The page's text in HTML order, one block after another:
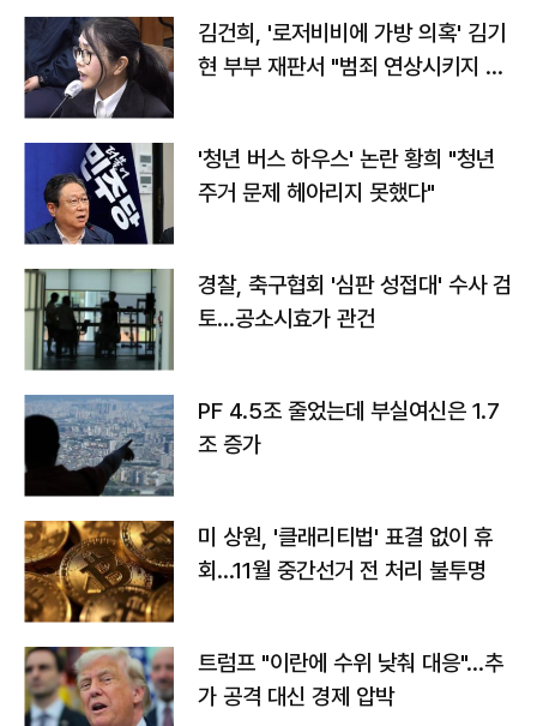
김건희, '로저비비에 가방 의혹' 김기
현 부부 재판서 "범죄 연상시키지 말
'청년 버스 하우스' 논란 황희 "청년
주거 문제 헤아리지 못했다"
경찰, 축구협회 '심판 성접대' 수사 검
토…공소시효가 관건
PF 4.5조 줄었는데 부실여신은 1.7
조 증가
미 상원, '클래리티법' 표결 없이 휴
회…11월 중간선거 전 처리 불투명
트럼프 "이란에 수위 낮춰 대응"…추
가 공격 대신 경제 압박